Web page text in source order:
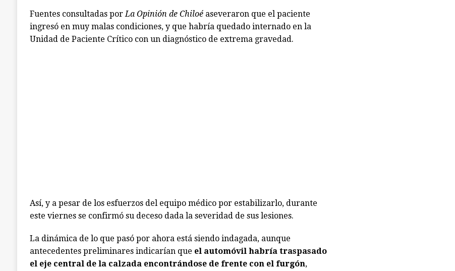
Fuentes consultadas porLa Opinión de Chiloéaseveraron que el paciente
ingresó en muy malas condiciones, y que habría quedado internado en la
Unidad de Paciente Crítico con un diagnóstico de extrema gravedad.
Así, y a pesar de los esfuerzos del equipo médico por estabilizarlo, durante
este viernes se confirmó su deceso dada la severidad de sus lesiones.
La dinámica de lo que pasó por ahora está siendo indagada, aunque
antecedentes preliminares indicarían que el automóvil habría traspasado
el eje central de la calzada encontrándose de frente con el furgón,